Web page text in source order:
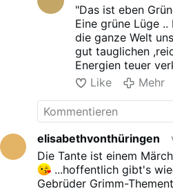
"Das ist eben
Eine grüne Lüge
die ganze Welt
gut tauglichen
Energien teuer
Wissenschaftler
Techniken
einstmals
können und diese
vermarktet
die Europäer auf
Like Mehr
elisabethvonthüringen
Die Tante ist einem
...hoffentlich gibt's
Gebrüder Grimm-